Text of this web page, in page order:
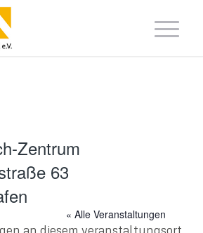
Zentrum
63
« Alle Veranstaltungen
an diesem veranstaltungsort